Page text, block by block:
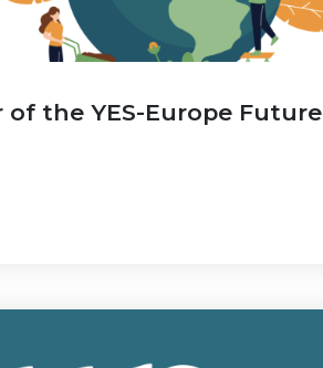
the YES-Europe Future